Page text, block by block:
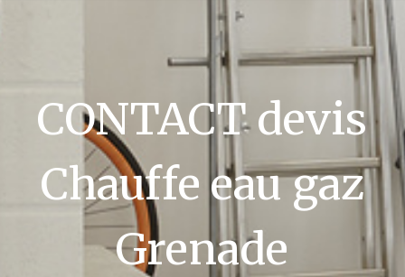
CONTACT devis
Chauffe eau gaz
Grenade